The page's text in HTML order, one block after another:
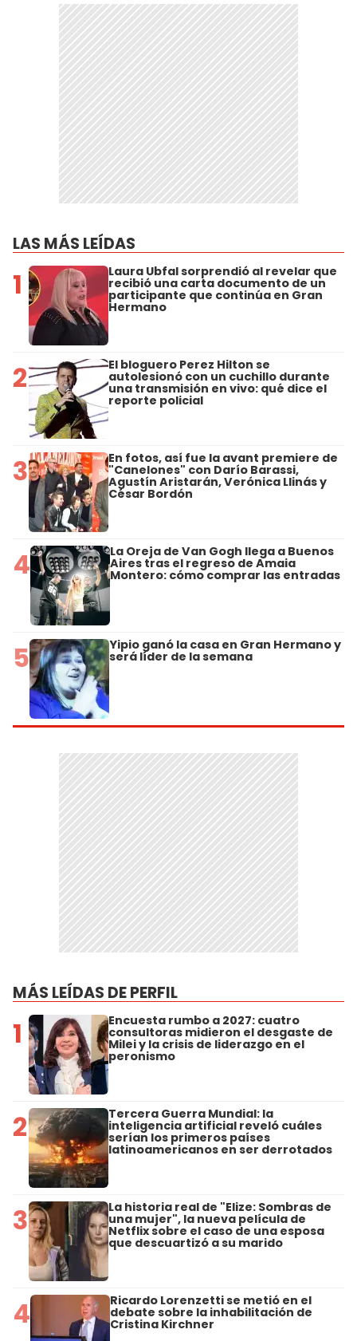
LAS MÁS LEÍDAS
1 Laura Ubfal sorprendió al revelar que
recibió una carta documento de un
participante que continúa en Gran
Hermano
2 El bloguero Perez Hilton se
autolesionó con un cuchillo durante
una transmisión en vivo: qué dice el
reporte policial
3 En fotos, así fue la avant premiere de
"Canelones" con Darío Barassi,
Agustín Aristarán, Verónica Llinás y
César Bordón
4 La Oreja de Van Gogh llega a Buenos
Aires tras el regreso de Amaia
Montero: cómo comprar las entradas
5 Yipio ganó la casa en Gran Hermano y
será líder de la semana
MÁS LEÍDAS DE PERFIL
1 Encuesta rumbo a 2027: cuatro
consultoras midieron el desgaste de
Milei y la crisis de liderazgo en el
peronismo
2 Tercera Guerra Mundial: la
inteligencia artificial reveló cuáles
serían los primeros países
latinoamericanos en ser derrotados
3 La historia real de "Elize: Sombras de
una mujer", la nueva película de
Netflix sobre el caso de una esposa
que descuartizó a su marido
4 Ricardo Lorenzetti se metió en el
debate sobre la inhabilitación de
Cristina Kirchner